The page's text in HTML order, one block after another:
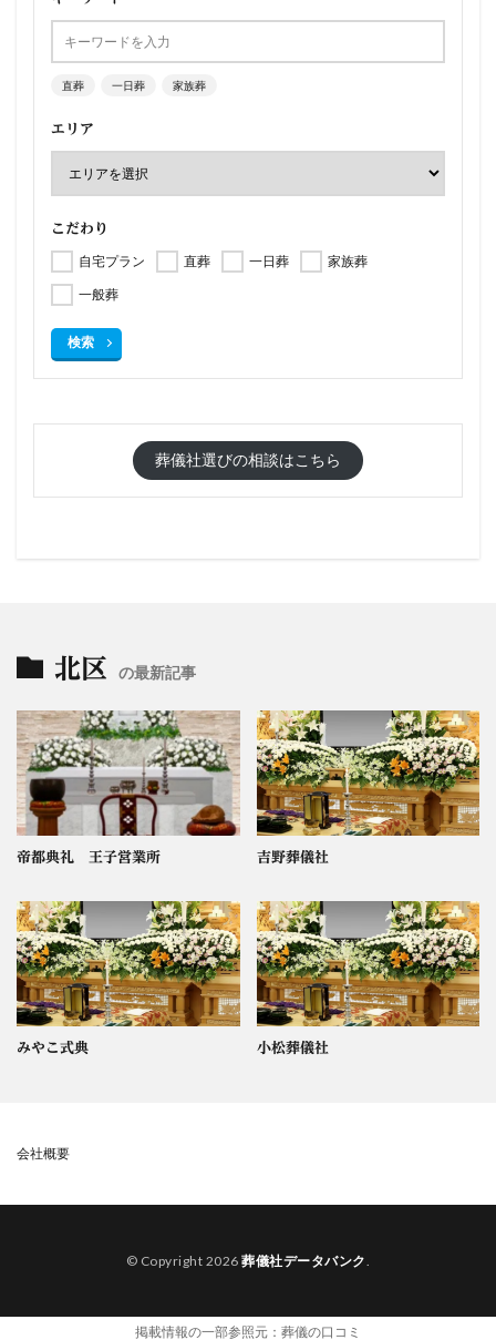
直葬 一日葬 家族葬
エリア
こだわり
自宅プラン 直葬 一日葬
家族葬
一般葬
検索
葬儀社選びの相談はこちら
北区 の最新記事
帝都典礼 王子営業所 吉野葬儀社
みやこ式典 小松葬儀社
会社概要
© Copyright 2026葬儀社データバンク.
掲載情報の一部参照元： 葬儀の口コミ